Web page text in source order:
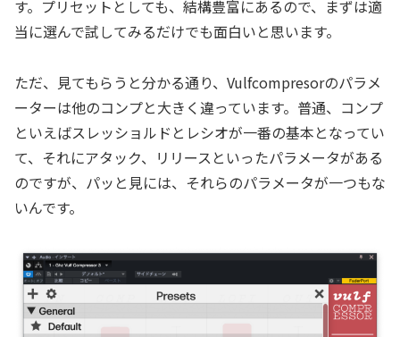
す。プリセットとしても、結構豊富にあるので、まずは適
当に選んで試してみるだけでも面白いと思います。
ただ、見てもらうと分かる通り、Vulfcompresorのパラメ
ーターは他のコンプと大きく違っています。普通、コンプ
といえばスレッショルドとレシオが一番の基本となってい
て、それにアタック、リリースといったパラメータがある
のですが、パッと見には、それらのパラメータが一つもな
いんです。